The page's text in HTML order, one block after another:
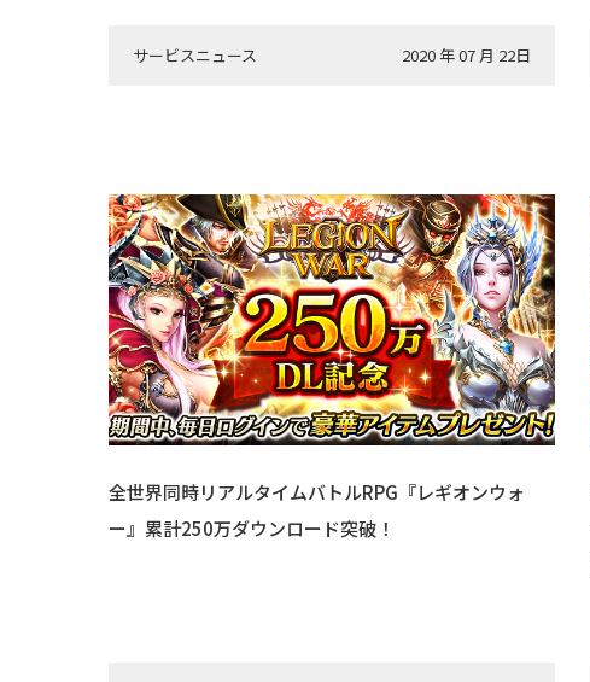
サービスニュース 2020 年 07 月 22日
全世界同時リアルタイムバトルRPG『レギオンウォ
ー』累計250万ダウンロード突破！